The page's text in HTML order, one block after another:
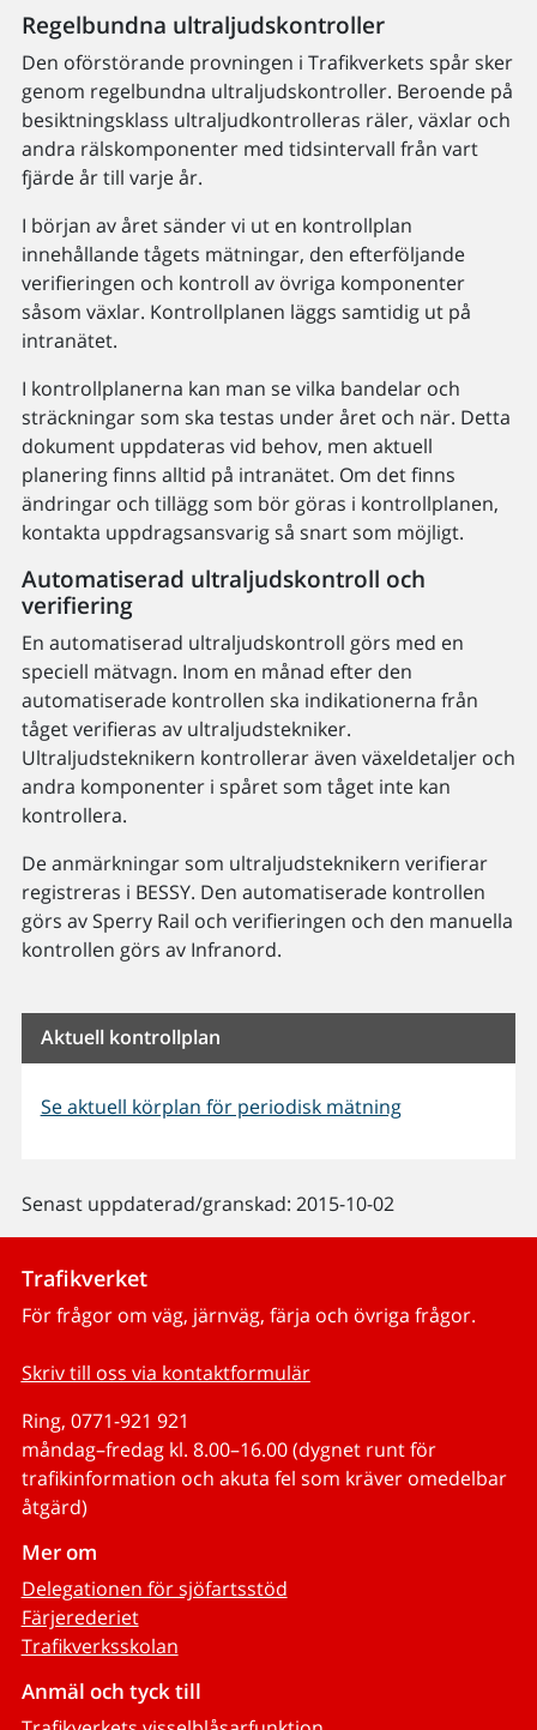
Regelbundna ultraljudskontroller
Den oförstörande provningen i Trafikverkets spår sker
genom regelbundna ultraljudskontroller. Beroende på
besiktningsklass ultraljudkontrolleras räler, växlar och
andra rälskomponenter med tidsintervall från vart
fjärde år till varje år.
I början av året sänder vi ut en kontrollplan
innehållande tågets mätningar, den efterföljande
verifieringen och kontroll av övriga komponenter
såsom växlar. Kontrollplanen läggs samtidig ut på
intranätet.
I kontrollplanerna kan man se vilka bandelar och
sträckningar som ska testas under året och när. Detta
dokument uppdateras vid behov, men aktuell
planering finns alltid på intranätet. Om det finns
ändringar och tillägg som bör göras i kontrollplanen,
kontakta uppdragsansvarig så snart som möjligt.
Automatiserad ultraljudskontroll och
verifiering
En automatiserad ultraljudskontroll görs med en
speciell mätvagn. Inom en månad efter den
automatiserade kontrollen ska indikationerna från
tåget verifieras av ultraljudstekniker.
Ultraljudsteknikern kontrollerar även växeldetaljer och
andra komponenter i spåret som tåget inte kan
kontrollera.
De anmärkningar som ultraljudsteknikern verifierar
registreras i BESSY. Den automatiserade kontrollen
görs av Sperry Rail och verifieringen och den manuella
kontrollen görs av Infranord.
Aktuell kontrollplan
Se aktuell körplan för periodisk mätning
Senast uppdaterad/granskad: 2015-10-02
Trafikverket
För frågor om väg, järnväg, färja och övriga frågor.
Skriv till oss via kontaktformulär
Ring, 0771-921 921
måndag–fredag kl. 8.00–16.00 (dygnet runt för
trafikinformation och akuta fel som kräver omedelbar
åtgärd)
Mer om
Delegationen för sjöfartsstöd
Färjerederiet
Trafikverksskolan
Anmäl och tyck till